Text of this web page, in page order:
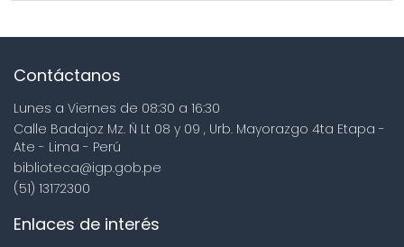
Contáctanos
Lunes a Viernes de 08:30 a 16:30
Calle Badajoz Mz. Ñ Lt 08 y 09 , Urb. Mayorazgo 4ta Etapa -
Ate - Lima - Perú
biblioteca@igp.gob.pe
(51) 13172300
Enlaces de interés